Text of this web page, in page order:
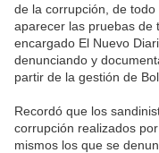
de la corrupción, de
aparecer las pruebas de
encargado El Nuevo
denunciando y
partir de la gestión de
Recordó que los
corrupción realizados
mismos los que se